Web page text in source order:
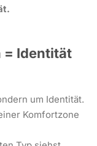
= Identität
um Identität.
Komfortzone